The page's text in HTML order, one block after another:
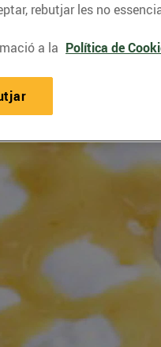
rebutjar les no
a la Política de